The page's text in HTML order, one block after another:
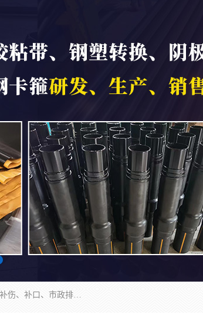
成都名腾热缩材料科技有限公司​主要研制生产石油、气钢质管道、管件的防腐、补伤、补口、市政排水、塑料检查井等用热缩套及市政排水管道不锈钢卡箍。产品包含：不锈钢卡箍、钢塑转换、光固化套、聚乙烯热收缩带、聚乙烯热收缩套、冷缠胶粘带、热收缩套、热收缩带、热收缩缠绕带、防腐热收缩带、热缩缠绕带、热缩套、热缩带等。